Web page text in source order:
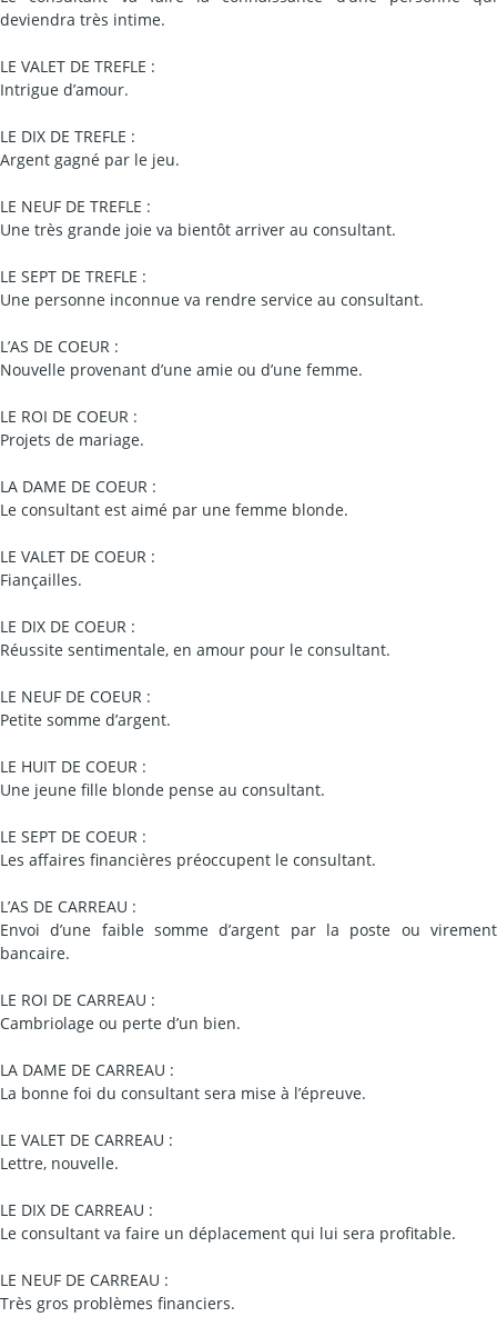
deviendra très intime.
LE VALET DE TREFLE :
Intrigue d’amour.
LE DIX DE TREFLE :
Argent gagné par le jeu.
LE NEUF DE TREFLE :
Une très grande joie va bientôt arriver au consultant.
LE SEPT DE TREFLE :
Une personne inconnue va rendre service au consultant.
L’AS DE COEUR :
Nouvelle provenant d’une amie ou d’une femme.
LE ROI DE COEUR :
Projets de mariage.
LA DAME DE COEUR :
Le consultant est aimé par une femme blonde.
LE VALET DE COEUR :
Fiançailles.
LE DIX DE COEUR :
Réussite sentimentale, en amour pour le consultant.
LE NEUF DE COEUR :
Petite somme d’argent.
LE HUIT DE COEUR :
Une jeune fille blonde pense au consultant.
LE SEPT DE COEUR :
Les affaires financières préoccupent le consultant.
L’AS DE CARREAU :
Envoi d’une faible somme d’argent par la poste ou virement
bancaire.
LE ROI DE CARREAU :
Cambriolage ou perte d’un bien.
LA DAME DE CARREAU :
La bonne foi du consultant sera mise à l’épreuve.
LE VALET DE CARREAU :
Lettre, nouvelle.
LE DIX DE CARREAU :
Le consultant va faire un déplacement qui lui sera profitable.
LE NEUF DE CARREAU :
Très gros problèmes financiers.